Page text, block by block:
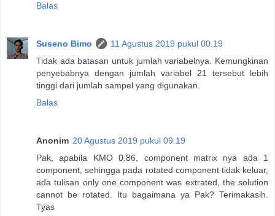
Balas
Suseno Bimo
11 Agustus 2019 pukul 00.19
Tidak ada batasan untuk jumlah variabelnya. Kemungkinan
penyebabnya dengan jumlah variabel 21 tersebut lebih
tinggi dari jumlah sampel yang digunakan.
Balas
Anonim 20 Agustus 2019 pukul 09.19
Pak, apabila KMO 0.86, component matrix nya ada 1
component, sehingga pada rotated component tidak keluar,
ada tulisan only one component was extrated, the solution
cannot be rotated. Itu bagaimana ya Pak? Terimakasih.
Tyas